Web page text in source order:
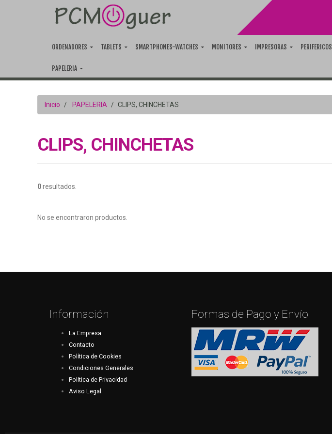
ORDENADORES TABLETS SMARTPHONES-WATCHES MONITORES IMPRESORAS PERIFERICOS
PAPELERIA
Inicio PAPELERIA CLIPS, CHINCHETAS
CLIPS, CHINCHETAS
0resultados.
No se encontraron productos.
Información
La Empresa
Contacto
Política de Cookies
Condiciones Generales
Política de Privacidad
Aviso Legal
Formas de Pago y Envío